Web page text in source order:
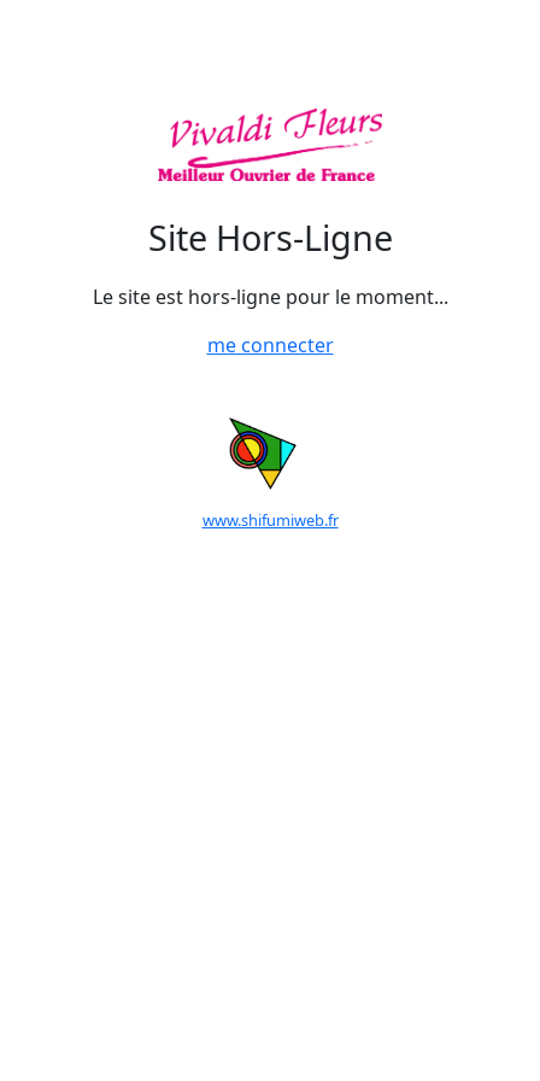
Site Hors-Ligne
Le site est hors-ligne pour le moment...
me connecter
www.shifumiweb.fr